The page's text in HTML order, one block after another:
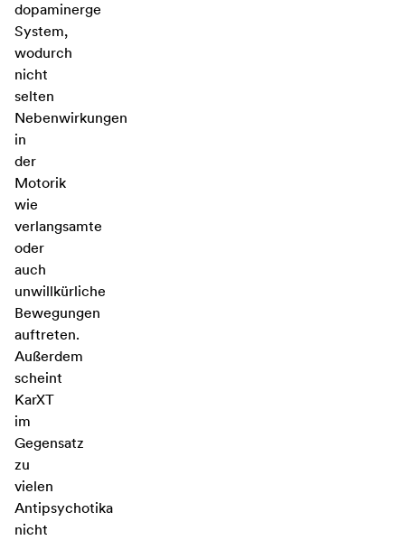
dopaminerge
System,
wodurch
nicht
selten
Nebenwirkungen
in
der
Motorik
wie
verlangsamte
oder
auch
unwillkürliche
Bewegungen
auftreten.
Außerdem
scheint
KarXT
im
Gegensatz
zu
vielen
Antipsychotika
nicht